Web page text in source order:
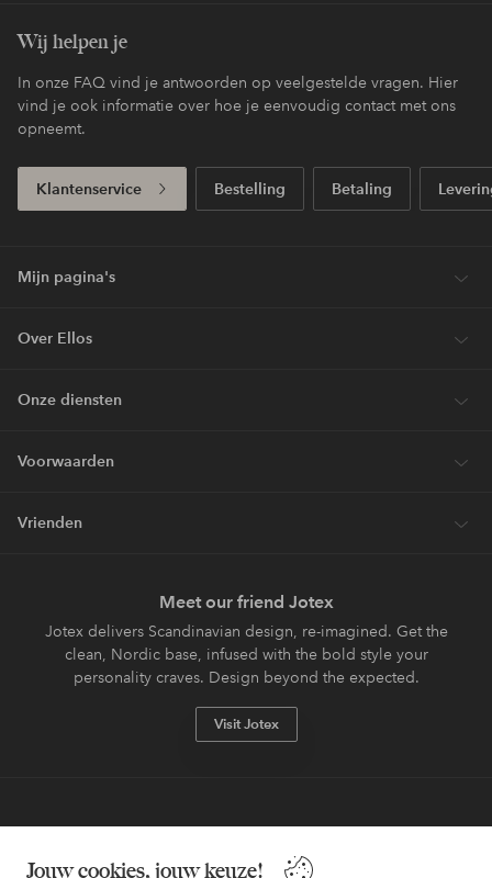
Jouw cookies, jouw keuze!
Wij helpen je
In onze FAQ vind je antwoorden op veelgestelde vragen. Hier
vind je ook informatie over hoe je eenvoudig contact met ons
opneemt.
Klantenservice Bestelling Betaling
Mijn pagina's
Over Ellos
Onze diensten
Voorwaarden
Vrienden
Meet our friend Jotex
Jotex delivers Scandinavian design, re-imagined. Get the
clean, Nordic base, infused with the bold style your
personality craves. Design beyond the expected.
Visit Jotex
Wil je meer weten over
onze betaalopties